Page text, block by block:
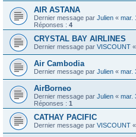
AIR ASTANA
Dernier message par Julien « mar.
Réponses : 4
CRYSTAL BAY AIRLINES
Dernier message par VISCOUNT «
Air Cambodia
Dernier message par Julien « mar.
AirBorneo
Dernier message par Julien « mar.
Réponses : 1
CATHAY PACIFIC
Dernier message par VISCOUNT «